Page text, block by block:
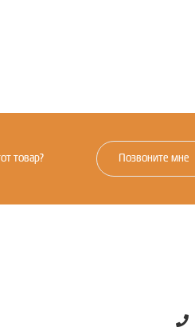
товар? Позвоните мне